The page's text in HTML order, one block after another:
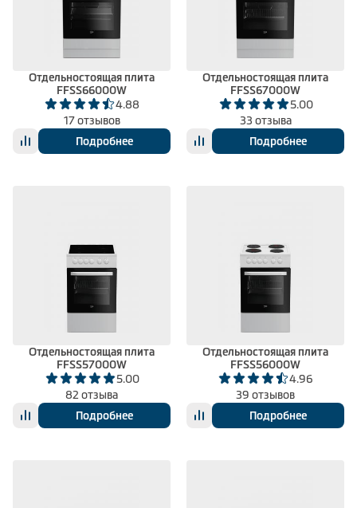
Отдельностоящая плита
FFSS66000W
4.88
17 отзывов
Подробнее
Отдельностоящая плита
FFSS67000W
5.00
33 отзыва
Подробнее
Отдельностоящая плита
FFSS57000W
5.00
82 отзыва
Подробнее
Отдельностоящая плита
FFSS56000W
4.96
39 отзывов
Подробнее